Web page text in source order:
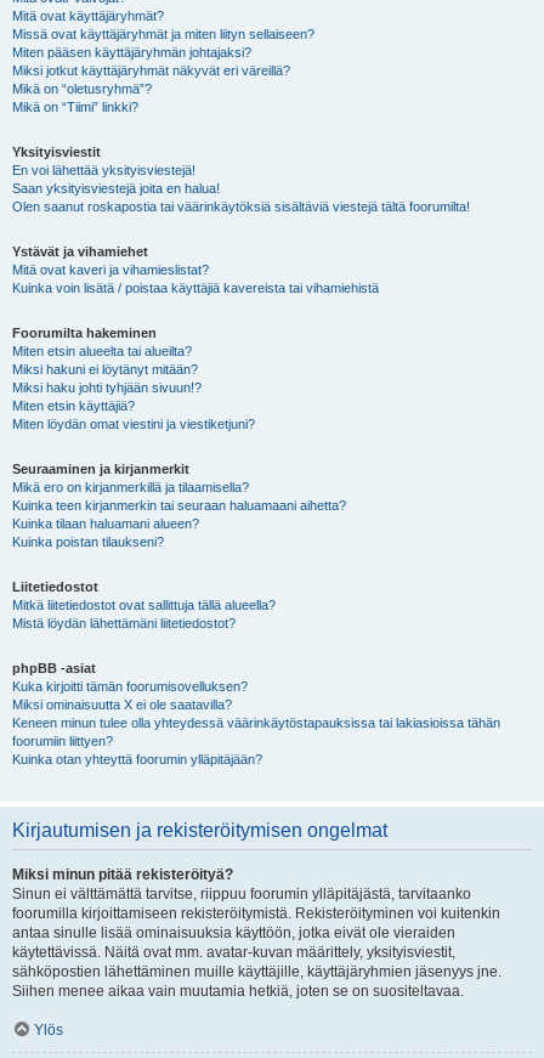
Mitä ovat käyttäjäryhmät?
Missä ovat käyttäjäryhmät ja miten liityn sellaiseen?
Miten pääsen käyttäjäryhmän johtajaksi?
Miksi jotkut käyttäjäryhmät näkyvät eri väreillä?
Mikä on “oletusryhmä”?
Mikä on “Tiimi” linkki?
Yksityisviestit
En voi lähettää yksityisviestejä!
Saan yksityisviestejä joita en halua!
Olen saanut roskapostia tai väärinkäytöksiä sisältäviä viestejä tältä foorumilta!
Ystävät ja vihamiehet
Mitä ovat kaveri ja vihamieslistat?
Kuinka voin lisätä / poistaa käyttäjiä kavereista tai vihamiehistä
Foorumilta hakeminen
Miten etsin alueelta tai alueilta?
Miksi hakuni ei löytänyt mitään?
Miksi haku johti tyhjään sivuun!?
Miten etsin käyttäjiä?
Miten löydän omat viestini ja viestiketjuni?
Seuraaminen ja kirjanmerkit
Mikä ero on kirjanmerkillä ja tilaamisella?
Kuinka teen kirjanmerkin tai seuraan haluamaani aihetta?
Kuinka tilaan haluamani alueen?
Kuinka poistan tilaukseni?
Liitetiedostot
Mitkä liitetiedostot ovat sallittuja tällä alueella?
Mistä löydän lähettämäni liitetiedostot?
phpBB -asiat
Kuka kirjoitti tämän foorumisovelluksen?
Miksi ominaisuutta X ei ole saatavilla?
Keneen minun tulee olla yhteydessä väärinkäytöstapauksissa tai lakiasioissa tähän
foorumiin liittyen?
Kuinka otan yhteyttä foorumin ylläpitäjään?
Kirjautumisen ja rekisteröitymisen ongelmat
Miksi minun pitää rekisteröityä?
Sinun ei välttämättä tarvitse, riippuu foorumin ylläpitäjästä, tarvitaanko
foorumilla kirjoittamiseen rekisteröitymistä. Rekisteröityminen voi kuitenkin
antaa sinulle lisää ominaisuuksia käyttöön, jotka eivät ole vieraiden
käytettävissä. Näitä ovat mm. avatar-kuvan määrittely, yksityisviestit,
sähköpostien lähettäminen muille käyttäjille, käyttäjäryhmien jäsenyys jne.
Siihen menee aikaa vain muutamia hetkiä, joten se on suositeltavaa.
Ylös